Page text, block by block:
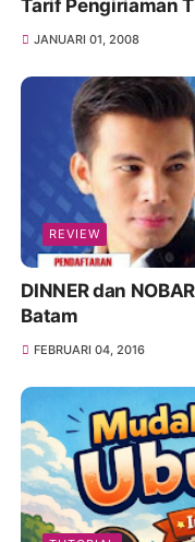
Tarif Pengiriaman
JANUARI 01, 2008
REVIEW
DINNER dan
Batam
FEBRUARI 04, 2016